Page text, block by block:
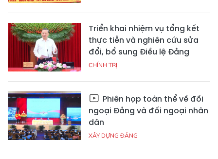
Triển khai nhiệm vụ tổng kết
thực tiễn và nghiên cứu sửa
đổi, bổ sung Điều lệ Đảng
CHÍNH TRỊ
Phiên họp toàn thể về đối
ngoại Đảng và đối ngoại nhân
dân
XÂY DỰNG ĐẢNG